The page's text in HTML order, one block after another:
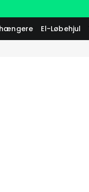
El-Løbehjul